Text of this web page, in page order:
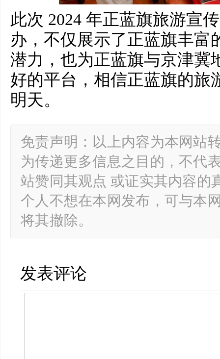
此次 2024 年正蓝旗旅游宣
办，不仅展示了正蓝旗丰富
潜力，也为正蓝旗与京津冀
好的平台，相信正蓝旗的旅
明天。
免责声明：以上内容为本网站
为传递更多信息之目的，不代
站赞同其观点 或证实其内容的
个人不想在本网发布，可与本
将其撤除。
发表评论